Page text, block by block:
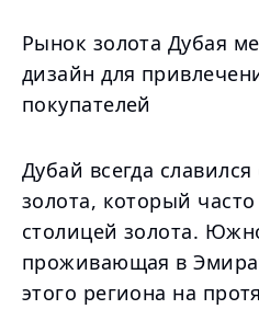
Рынок золота Дубая
дизайн для
покупателей
Дубай всегда
золота, который
столицей золота.
проживающая в
этого региона на